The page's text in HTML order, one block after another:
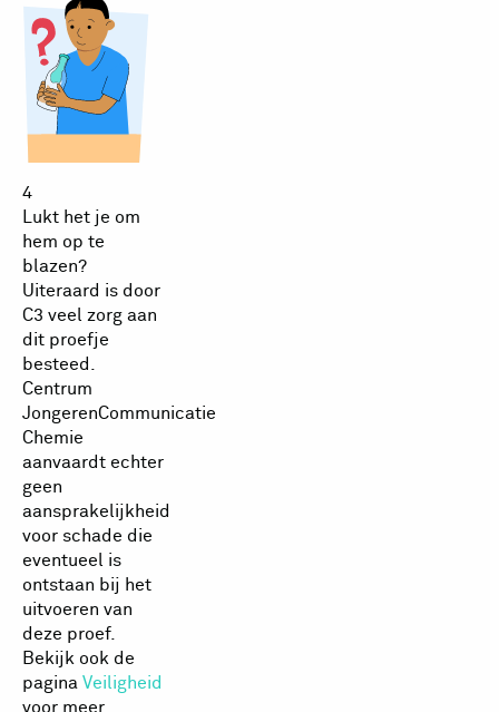
4
Lukt het je om
hem op te
blazen?
Uiteraard is door
C3 veel zorg aan
dit proefje
besteed.
Centrum
JongerenCommunicatie
Chemie
aanvaardt echter
geen
aansprakelijkheid
voor schade die
eventueel is
ontstaan bij het
uitvoeren van
deze proef.
Bekijk ook de
pagina Veiligheid
voor meer